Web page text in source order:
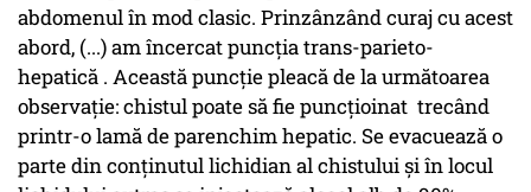
abdomenul în mod clasic. Prinzânzând curaj cu acest
abord, (...) am încercat puncția trans-parieto-
hepatică . Această puncție pleacă de la următoarea
observație: chistul poate să fie puncțioinat trecând
printr-o lamă de parenchim hepatic. Se evacuează o
parte din conținutul lichidian al chistului și în locul